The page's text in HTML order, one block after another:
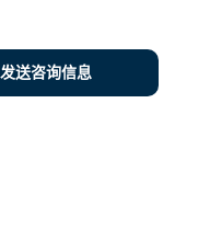
发送咨询信息